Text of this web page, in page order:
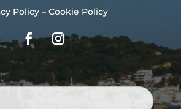
Policy –Cookie Policy